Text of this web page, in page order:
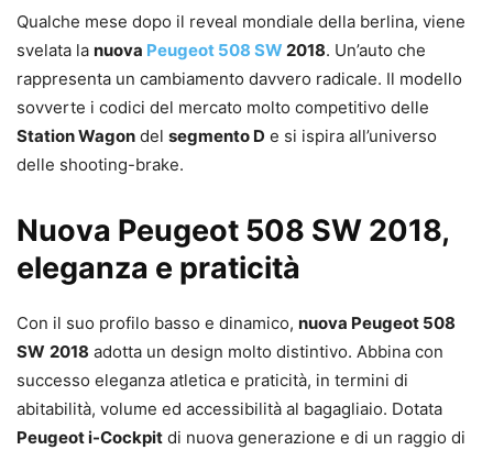
Qualche mese dopo il reveal mondiale della berlina, viene
svelata la nuova Peugeot 508 SW 2018. Un’auto che
rappresenta un cambiamento davvero radicale. Il modello
sovverte i codici del mercato molto competitivo delle
Station Wagon del segmento D e si ispira all’universo
delle shooting-brake.
Nuova Peugeot 508 SW 2018,
eleganza e praticità
Con il suo profilo basso e dinamico, nuova Peugeot 508
SW 2018 adotta un design molto distintivo. Abbina con
successo eleganza atletica e praticità, in termini di
abitabilità, volume ed accessibilità al bagagliaio. Dotata
Peugeot i-Cockpit di nuova generazione e di un raggio di